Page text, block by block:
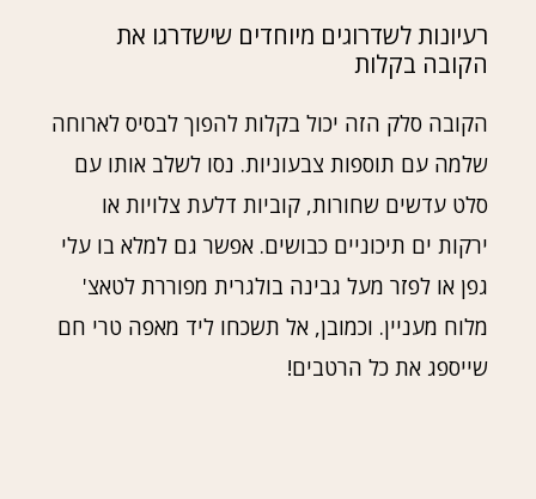
רעיונות לשדרוגים מיוחדים שישדרגו את
הקובה בקלות
הקובה סלק הזה יכול בקלות להפוך לבסיס לארוחה
שלמה עם תוספות צבעוניות. נסו לשלב אותו עם
סלט עדשים שחורות, קוביות דלעת צלויות או
ירקות ים תיכוניים כבושים. אפשר גם למלא בו עלי
גפן או לפזר מעל גבינה בולגרית מפוררת לטאצ'
מלוח מעניין. וכמובן, אל תשכחו ליד מאפה טרי חם
שייספג את כל הרטבים!